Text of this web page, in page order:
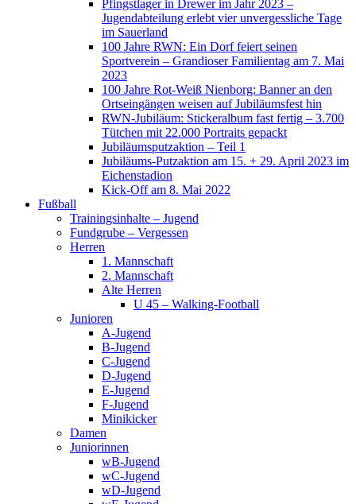
Pfingstlager in Drewer im Jahr 2023 –
Jugendabteilung erlebt vier unvergessliche Tage
im Sauerland
100 Jahre RWN: Ein Dorf feiert seinen
Sportverein – Grandioser Familientag am 7. Mai
2023
100 Jahre Rot-Weiß Nienborg: Banner an den
Ortseingängen weisen auf Jubiläumsfest hin
RWN-Jubiläum: Stickeralbum fast fertig – 3.700
Tütchen mit 22.000 Portraits gepackt
Jubiläumsputzaktion – Teil 1
Jubiläums-Putzaktion am 15. + 29. April 2023 im
Eichenstadion
Kick-Off am 8. Mai 2022
Fußball
Trainingsinhalte – Jugend
Fundgrube – Vergessen
Herren
1. Mannschaft
2. Mannschaft
Alte Herren
U 45 – Walking-Football
Junioren
A-Jugend
B-Jugend
C-Jugend
D-Jugend
E-Jugend
F-Jugend
Minikicker
Damen
Juniorinnen
wB-Jugend
wC-Jugend
wD-Jugend